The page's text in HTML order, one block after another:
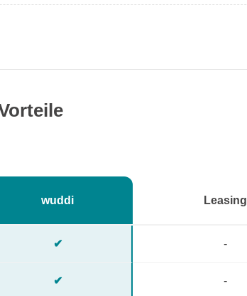
wuddi Leasing
✔ -
✔ -